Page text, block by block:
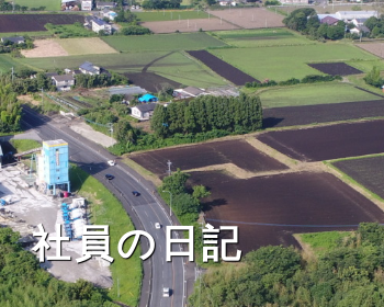
社員の日記